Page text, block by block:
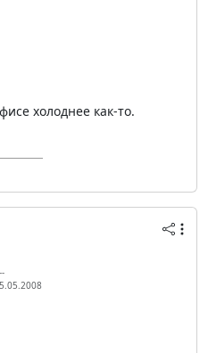
холоднее как-то.